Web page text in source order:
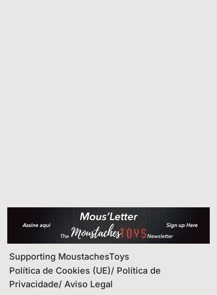
Supporting MoustachesToys
Política de Cookies (UE)/ Política de
Privacidade/ Aviso Legal